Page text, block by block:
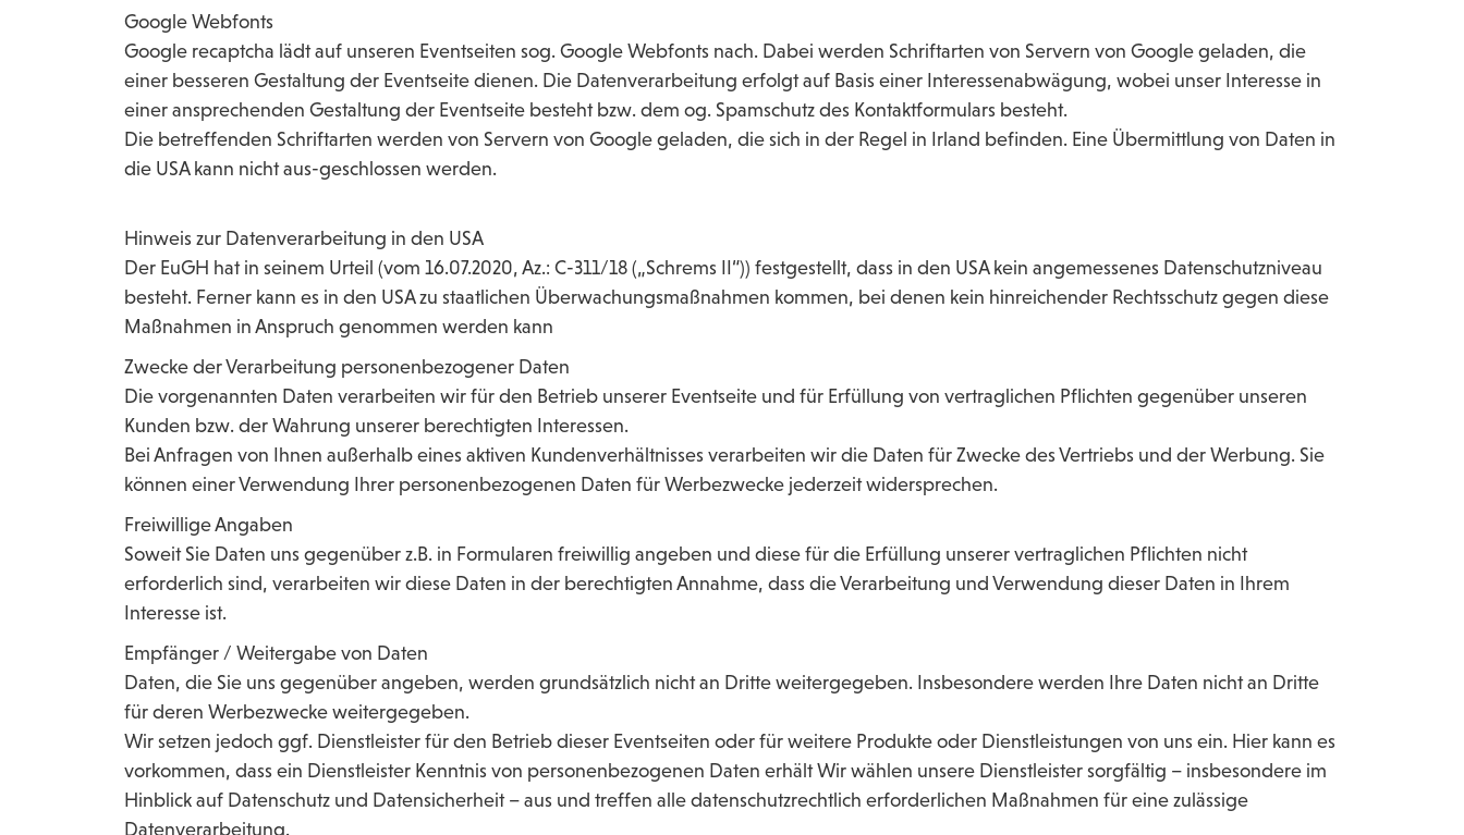
Google Webfonts
Google recaptcha lädt auf unseren Eventseiten sog. Google Webfonts nach. Dabei werden Schriftarten von Servern von Google geladen, die
einer besseren Gestaltung der Eventseite dienen. Die Datenverarbeitung erfolgt auf Basis einer Interessenabwägung, wobei unser Interesse in
einer ansprechenden Gestaltung der Eventseite besteht bzw. dem og. Spamschutz des Kontaktformulars besteht.
Die betreffenden Schriftarten werden von Servern von Google geladen, die sich in der Regel in Irland befinden. Eine Übermittlung von Daten in
die USA kann nicht aus-geschlossen werden.
Hinweis zur Datenverarbeitung in den USA
Der EuGH hat in seinem Urteil (vom 16.07.2020, Az.: C-311/18 („Schrems II“)) festgestellt, dass in den USA kein angemessenes Datenschutzniveau
besteht. Ferner kann es in den USA zu staatlichen Überwachungsmaßnahmen kommen, bei denen kein hinreichender Rechtsschutz gegen diese
Maßnahmen in Anspruch genommen werden kann
Zwecke der Verarbeitung personenbezogener Daten
Die vorgenannten Daten verarbeiten wir für den Betrieb unserer Eventseite und für Erfüllung von vertraglichen Pflichten gegenüber unseren
Kunden bzw. der Wahrung unserer berechtigten Interessen.
Bei Anfragen von Ihnen außerhalb eines aktiven Kundenverhältnisses verarbeiten wir die Daten für Zwecke des Vertriebs und der Werbung. Sie
können einer Verwendung Ihrer personenbezogenen Daten für Werbezwecke jederzeit widersprechen.
Freiwillige Angaben
Soweit Sie Daten uns gegenüber z.B. in Formularen freiwillig angeben und diese für die Erfüllung unserer vertraglichen Pflichten nicht
erforderlich sind, verarbeiten wir diese Daten in der berechtigten Annahme, dass die Verarbeitung und Verwendung dieser Daten in Ihrem
Interesse ist.
Empfänger / Weitergabe von Daten
Daten, die Sie uns gegenüber angeben, werden grundsätzlich nicht an Dritte weitergegeben. Insbesondere werden Ihre Daten nicht an Dritte
für deren Werbezwecke weitergegeben.
Wir setzen jedoch ggf. Dienstleister für den Betrieb dieser Eventseiten oder für weitere Produkte oder Dienstleistungen von uns ein. Hier kann es
vorkommen, dass ein Dienstleister Kenntnis von personenbezogenen Daten erhält Wir wählen unsere Dienstleister sorgfältig – insbesondere im
Hinblick auf Datenschutz und Datensicherheit – aus und treffen alle datenschutzrechtlich erforderlichen Maßnahmen für eine zulässige
Datenverarbeitung.